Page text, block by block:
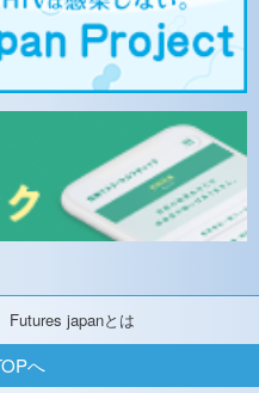
Futures japanとは
へ